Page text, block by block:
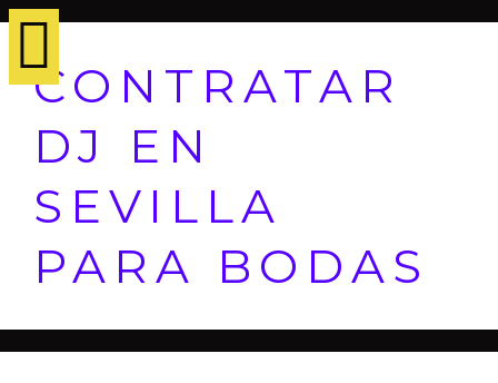
CONTRATAR
DJ EN
SEVILLA
PARA BODAS